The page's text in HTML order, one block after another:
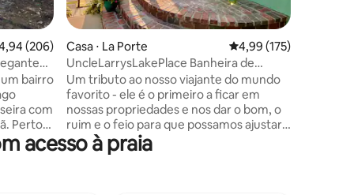
de uma avaliação média de 5, 206 avaliações
(206)
bairro
com
Perto
Casa ⋅ La Porte 4,99 de uma avaliação
4,99 (175)
UncleLarrysLakePlace Banheira de
hidromassagem Caiaques Pingue-
pongue
Um tributo ao nosso viajante do mundo
favorito - ele é o primeiro a ficar em
nossas propriedades e nos dar o bom, o
ruim e o feio para que possamos ajustar a
melhor experiência para VOCÊ. Esta casa
recém-remodelada no lago possui 4
acesso à praia